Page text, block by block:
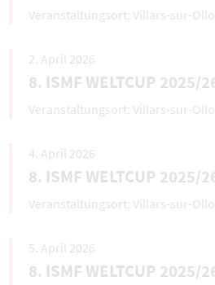
Villars-sur-
2. April 2026
8. ISMF WELTCUP 2025/
Villars-sur-
4. April 2026
8. ISMF WELTCUP 2025/
Villars-sur-
5. April 2026
8. ISMF WELTCUP 2025/